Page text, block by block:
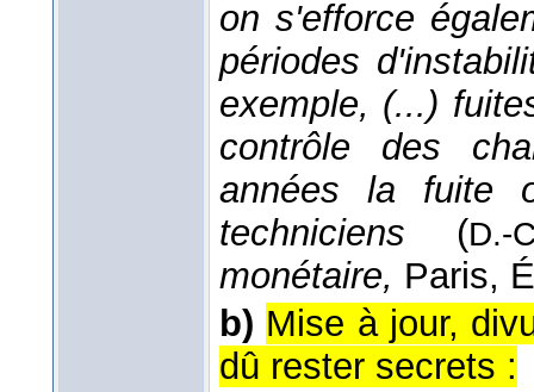
on s'efforce
périodes
exemple, (...)
contrôle des
années la fuite
techniciens (D.-
monétaire, Paris,
b) Mise à jour,
dû rester secrets :